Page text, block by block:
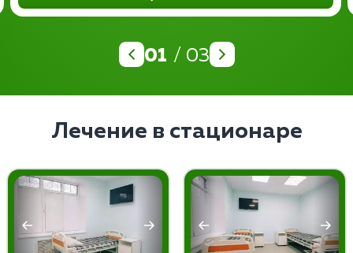
01 / 03
Лечение в стационаре